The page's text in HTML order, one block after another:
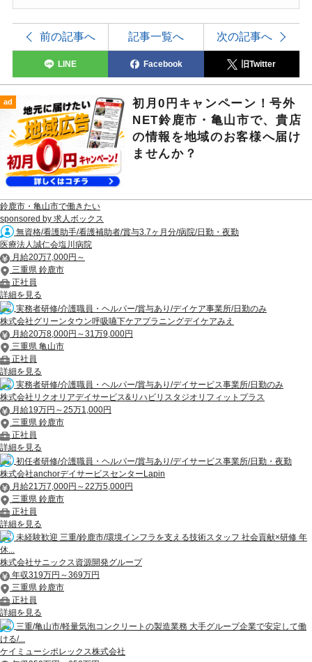
前の記事へ 記事一覧へ 次の記事へ
LINE Facebook 旧Twitter
ad
初月0円キャンペーン！号外
NET鈴鹿市・亀山市で、貴店
の情報を地域のお客様へ届け
ませんか？
鈴鹿市・亀山市で働きたい
sponsored by 求人ボックス
無資格/看護助手/看護補助者/賞与3.7ヶ月分/病院/日勤・夜勤
医療法人誠仁会塩川病院
月給20万7,000円～
三重県 鈴鹿市
正社員
詳細を見る
実務者研修/介護職員・ヘルパー/賞与あり/デイケア事業所/日勤のみ
株式会社グリーンタウン呼吸嚥下ケアプラニングデイケアみえ
月給20万8,000円～31万9,000円
三重県 亀山市
正社員
詳細を見る
実務者研修/介護職員・ヘルパー/賞与あり/デイサービス事業所/日勤のみ
株式会社リクオリアデイサービス&リハビリスタジオリフィットプラス
月給19万円～25万1,000円
三重県 鈴鹿市
正社員
詳細を見る
初任者研修/介護職員・ヘルパー/賞与あり/デイサービス事業所/日勤・夜勤
株式会社anchorデイサービスセンターLapin
月給21万7,000円～22万5,000円
三重県 鈴鹿市
正社員
詳細を見る
未経験歓迎 三重/鈴鹿市/環境インフラを支える技術スタッフ 社会貢献×研修 年
休...
株式会社サニックス資源開発グループ
年収319万円～369万円
三重県 鈴鹿市
正社員
詳細を見る
三重/亀山市/軽量気泡コンクリートの製造業務 大手グループ企業で安定して働
ける/...
ケイミューシポレックス株式会社